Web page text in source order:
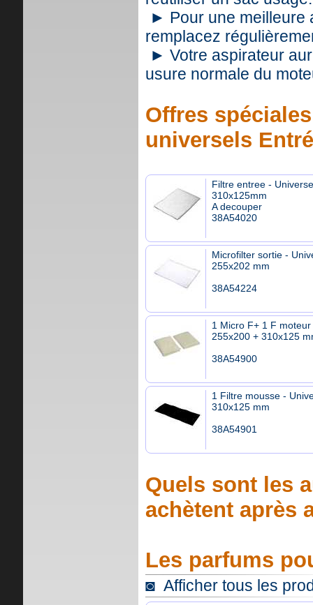
► Pour une meilleure
remplacez
► Votre aspirateur
usure normale du
Offres
universels
Filtre entree -
310x125mm
A decouper
38A54020
Microfilter sortie -
255x202 mm
38A54224
1 Micro F+ 1 F
255x200 + 310x125
38A54900
1 Filtre mousse -
310x125 mm
38A54901
Quels sont les
achètent après
Les parfums
◙ Afficher tous les